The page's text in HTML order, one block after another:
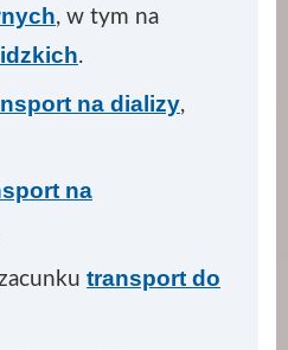
, w tym na
.
na dializy,
na
transport do